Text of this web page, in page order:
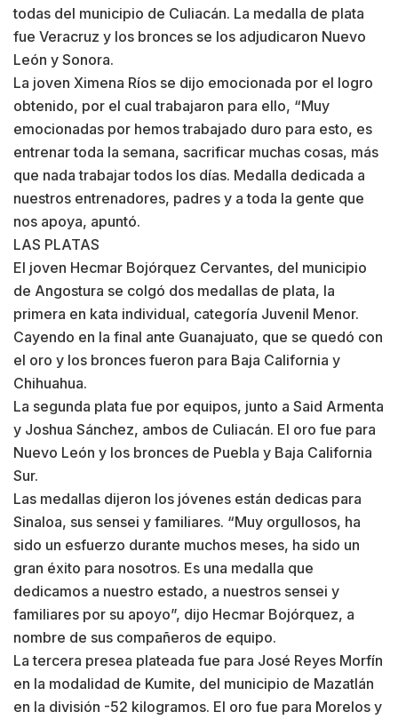
todas del municipio de Culiacán. La medalla de plata
fue Veracruz y los bronces se los adjudicaron Nuevo
León y Sonora.
La joven Ximena Ríos se dijo emocionada por el logro
obtenido, por el cual trabajaron para ello, “Muy
emocionadas por hemos trabajado duro para esto, es
entrenar toda la semana, sacrificar muchas cosas, más
que nada trabajar todos los días. Medalla dedicada a
nuestros entrenadores, padres y a toda la gente que
nos apoya, apuntó.
LAS PLATAS
El joven Hecmar Bojórquez Cervantes, del municipio
de Angostura se colgó dos medallas de plata, la
primera en kata individual, categoría Juvenil Menor.
Cayendo en la final ante Guanajuato, que se quedó con
el oro y los bronces fueron para Baja California y
Chihuahua.
La segunda plata fue por equipos, junto a Said Armenta
y Joshua Sánchez, ambos de Culiacán. El oro fue para
Nuevo León y los bronces de Puebla y Baja California
Sur.
Las medallas dijeron los jóvenes están dedicas para
Sinaloa, sus sensei y familiares. “Muy orgullosos, ha
sido un esfuerzo durante muchos meses, ha sido un
gran éxito para nosotros. Es una medalla que
dedicamos a nuestro estado, a nuestros sensei y
familiares por su apoyo”, dijo Hecmar Bojórquez, a
nombre de sus compañeros de equipo.
La tercera presea plateada fue para José Reyes Morfín
en la modalidad de Kumite, del municipio de Mazatlán
en la división -52 kilogramos. El oro fue para Morelos y